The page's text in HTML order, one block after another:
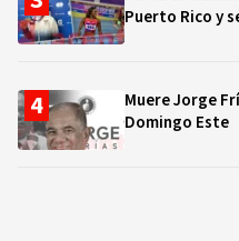
Puerto Rico y
Muere Jorge
Domingo Este